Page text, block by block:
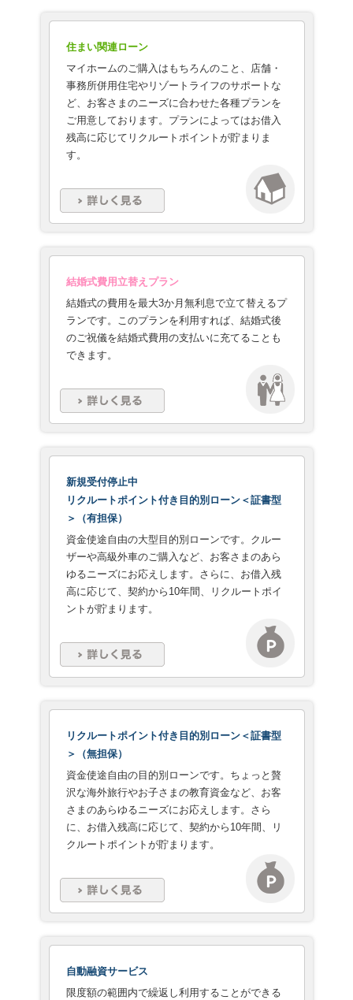
住まい関連ローン
マイホームのご購入はもちろんのこと、店舗・
事務所併用住宅やリゾートライフのサポートな
ど、お客さまのニーズに合わせた各種プランを
ご用意しております。プランによってはお借入
残高に応じてリクルートポイントが貯まりま
す。
結婚式費用立替えプラン
結婚式の費用を最大3か月無利息で立て替えるプ
ランです。このプランを利用すれば、結婚式後
のご祝儀を結婚式費用の支払いに充てることも
できます。
新規受付停止中
リクルートポイント付き目的別ローン＜証書型
＞（有担保）
資金使途自由の大型目的別ローンです。クルー
ザーや高級外車のご購入など、お客さまのあら
ゆるニーズにお応えします。さらに、お借入残
高に応じて、契約から10年間、リクルートポイ
ントが貯まります。
リクルートポイント付き目的別ローン＜証書型
＞（無担保）
資金使途自由の目的別ローンです。ちょっと贅
沢な海外旅行やお子さまの教育資金など、お客
さまのあらゆるニーズにお応えします。さら
に、お借入残高に応じて、契約から10年間、リ
クルートポイントが貯まります。
自動融資サービス
限度額の範囲内で繰返し利用することができる